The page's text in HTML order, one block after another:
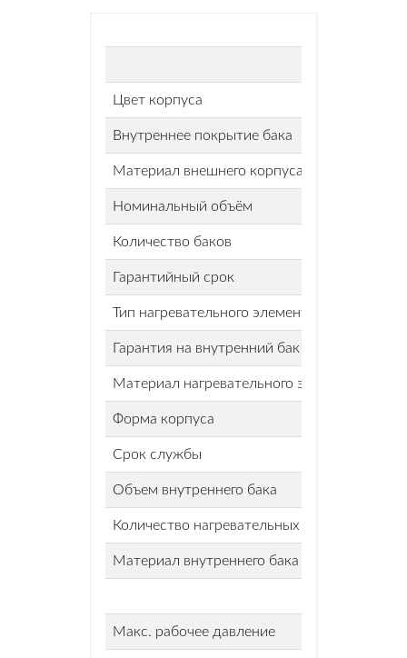
Цвет корпуса
Внутреннее покрытие бака
Материал внешнего корпуса
Номинальный объём
Количество баков
Гарантийный срок
Тип нагревательного элемента
Гарантия на внутренний бак
Материал нагревательного элемента
Форма корпуса
Срок службы
Объем внутреннего бака
Количество нагревательных элементов
Материал внутреннего бака
Макс. рабочее давление